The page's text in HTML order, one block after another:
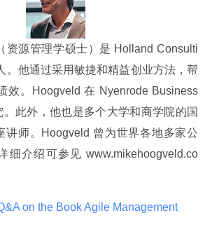
资源管理学硕士）是 Holland Consulti
。他通过采用敏捷和精益创业方法，帮
效。Hoogveld 在 Nyenrode Business
此外，他也是多个大学和商学院的国
讲师。Hoogveld 曾为世界各地多家公
细介绍可参见 www.mikehoogveld.co
on the Book Agile Management